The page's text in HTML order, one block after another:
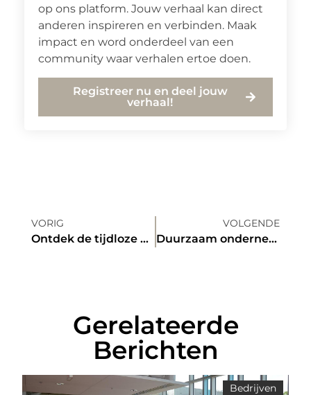
op ons platform. Jouw verhaal kan direct
anderen inspireren en verbinden. Maak
impact en word onderdeel van een
community waar verhalen ertoe doen.
Registreer nu en deel jouw
verhaal!
VORIG
Ontdek de tijdloze elegantie van zijden planten
VOLGENDE
Duurzaam ondernemen en reizen: de rol van jouw boekhouder in Arnhem
Gerelateerde
Berichten
Bedrijven